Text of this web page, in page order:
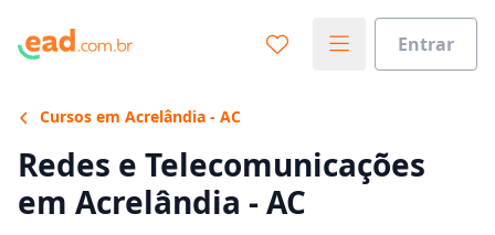
Entrar
Cursos em Acrelândia - AC
Redes e Telecomunicações
em Acrelândia - AC